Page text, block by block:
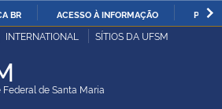
IR
BR ACESSO À INFORMAÇÃO
Pública
INTERNATIONAL SÍTIOS DA UFSM
de Santa Maria